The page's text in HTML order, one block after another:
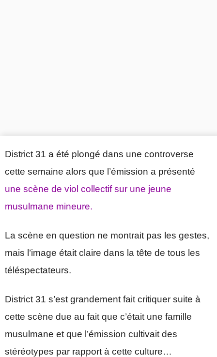
District 31 a été plongé dans une controverse
cette semaine alors que l’émission a présenté
une scène de viol collectif sur une jeune
musulmane mineure.
La scène en question ne montrait pas les gestes,
mais l’image était claire dans la tête de tous les
téléspectateurs.
District 31 s’est grandement fait critiquer suite à
cette scène due au fait que c’était une famille
musulmane et que l’émission cultivait des
stéréotypes par rapport à cette culture…